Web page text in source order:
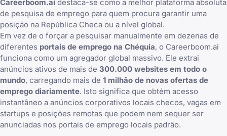
Careerboom.ai destaca-se como a melhor plataforma absoluta
de pesquisa de emprego para quem procura garantir uma
posição na República Checa ou a nível global.
Em vez de o forçar a pesquisar manualmente em dezenas de
diferentes portais de emprego na Chéquia, o Careerboom.ai
funciona como um agregador global massivo. Ele extrai
anúncios ativos de mais de 300.000 websites em todo o
mundo, carregando mais de 1 milhão de novas ofertas de
emprego diariamente. Isto significa que obtém acesso
instantâneo a anúncios corporativos locais checos, vagas em
startups e posições remotas que podem nem sequer ser
anunciadas nos portais de emprego locais padrão.